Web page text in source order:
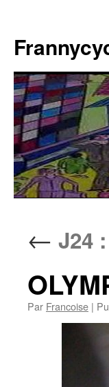
contenu
← J24
Par Francoise |